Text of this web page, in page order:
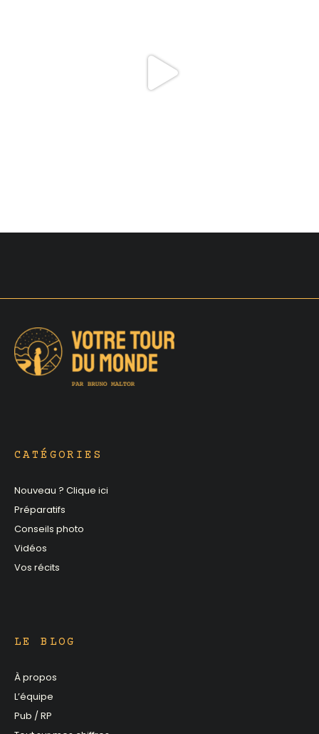
CATÉGORIES
Nouveau ? Clique ici
Préparatifs
Conseils photo
Vidéos
Vos récits
LE BLOG
À propos
L’équipe
Pub / RP